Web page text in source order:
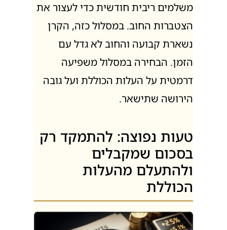
משלמים ריבית חודשית כדי לעצור את
הצטברות החוב. במסלול כזה, הקרן
נשארת קבועה והחוב לא גדל עם
הזמן. הבחירה במסלול משפיעה
דרמטית על העלות הכוללת ועל גובה
הירושה שתישאר.
טעות נפוצה: להתמקד רק
בסכום שמקבלים
ולהתעלם מהעלות
הכוללת